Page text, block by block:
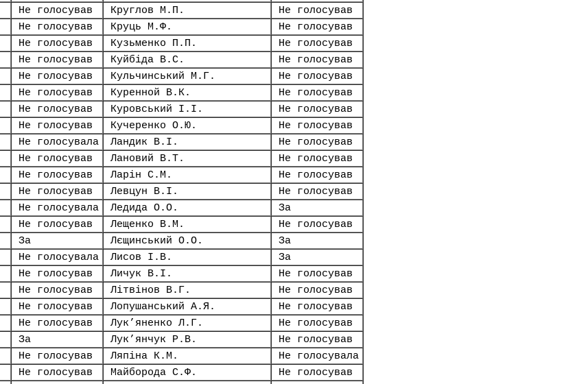
Не голосував Круглов М.П.
Не голосував
Не голосував Круць М.Ф.
Не голосував
Не голосував Кузьменко П.П.
Не голосував
Не голосував Куйбіда В.С.
Не голосував
Не голосував Кульчинський М.Г.
Не голосував
Не голосував Куренной В.К.
Не голосував
Не голосував Куровський І.І.
Не голосував
Не голосував Кучеренко О.Ю.
Не голосував
Не голосувала Ландик В.І.
Не голосував
Не голосував Лановий В.Т.
Не голосував
Не голосував Ларін С.М.
Не голосував
Не голосував Левцун В.І.
Не голосував
Не голосувала Ледида О.О.
За
Не голосував Лещенко В.М.
Не голосував
За Лєщинський О.О.
За
Не голосувала Лисов І.В.
За
Не голосував Личук В.І.
Не голосував
Не голосував Літвінов В.Г.
Не голосував
Не голосував Лопушанський А.Я.
Не голосував
Не голосував Лук’яненко Л.Г.
Не голосував
За Лук’янчук Р.В.
Не голосував
Не голосував Ляпіна К.М.
Не голосувала
Не голосував Майборода С.Ф.
Не голосував